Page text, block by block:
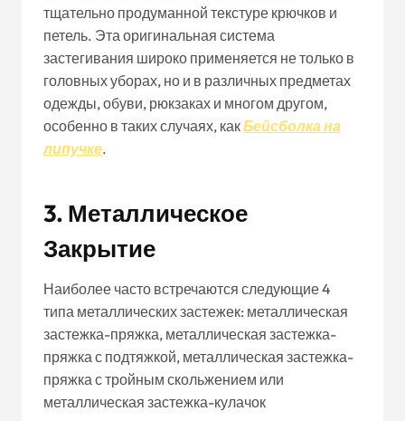
тщательно продуманной текстуре крючков и
петель. Эта оригинальная система
застегивания широко применяется не только в
головных уборах, но и в различных предметах
одежды, обуви, рюкзаках и многом другом,
особенно в таких случаях, какБейсболка на
липучке.
3. Металлическое
Закрытие
Наиболее часто встречаются следующие 4
типа металлических застежек: металлическая
застежка-пряжка, металлическая застежка-
пряжка с подтяжкой, металлическая застежка-
пряжка с тройным скольжением или
металлическая застежка-кулачок